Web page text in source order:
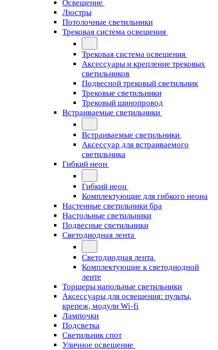
Освещение
Люстры
Потолочные светильники
Трековая система освещения
Трековая система освещения
Аксессуары и крепление трековых
светильников
Подвесной трековый светильник
Трековые светильники
Трековый шинопровод
Встраиваемые светильники
Встраиваемые светильники
Аксессуар для встраиваемого
светильника
Гибкий неон
Гибкий неон
Комплектующие для гибкого неона
Настенные светильники бра
Настольные светильники
Подвесные светильники
Светодиодная лента
Светодиодная лента
Комплектующие к светодиодной
ленте
Торшеры напольные светильники
Аксессуары для освещения: пульты,
крепеж, модули Wi-fi
Лампочки
Подсветка
Светильник спот
Уличное освещение